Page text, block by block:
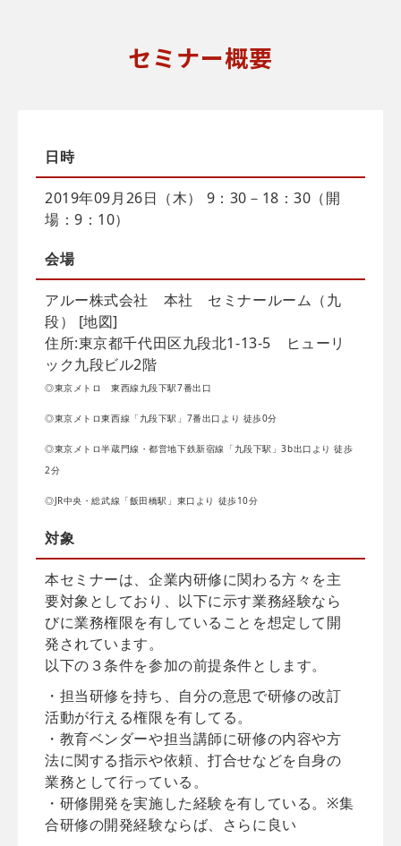
セミナー概要
日時
2019年09月26日（木） 9：30－18：30（開
場：9：10）
会場
アルー株式会社 本社 セミナールーム（九
段） [地図]
住所:東京都千代田区九段北1-13-5 ヒューリ
ック九段ビル2階
◎東京メトロ 東西線九段下駅7番出口
◎東京メトロ東西線「九段下駅」7番出口より 徒歩0分
◎東京メトロ半蔵門線・都営地下鉄新宿線「九段下駅」3b出口より 徒歩
2分
◎JR中央・総武線「飯田橋駅」東口より 徒歩10分
対象
本セミナーは、企業内研修に関わる方々を主
要対象としており、以下に示す業務経験なら
びに業務権限を有していることを想定して開
発されています。
以下の３条件を参加の前提条件とします。
・担当研修を持ち、自分の意思で研修の改訂
活動が行える権限を有してる。
・教育ベンダーや担当講師に研修の内容や方
法に関する指示や依頼、打合せなどを自身の
業務として行っている。
・研修開発を実施した経験を有している。※集
合研修の開発経験ならば、さらに良い